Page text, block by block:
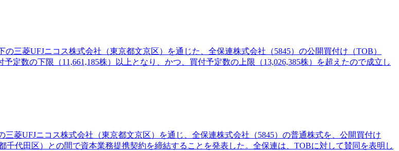
三菱UFJニコス株式会社（東京都文京区）を通じた、全保連株式会社（5845）の公開買付け（TOB）
定数の下限（11,661,185株）以上となり、かつ、買付予定数の上限（13,026,385株）を超えたので成立し
菱UFJニコス株式会社（東京都文京区）を通じ、全保連株式会社（5845）の普通株式を、公開買付け
千代田区）との間で資本業務提携契約を締結することを発表した。全保連は、TOBに対して賛同を表明し